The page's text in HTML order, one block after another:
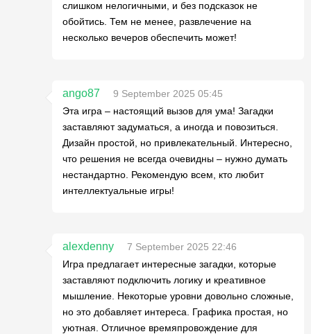
слишком нелогичными, и без подсказок не
обойтись. Тем не менее, развлечение на
несколько вечеров обеспечить может!
ango87
9 September 2025 05:45
Эта игра – настоящий вызов для ума! Загадки
заставляют задуматься, а иногда и повозиться.
Дизайн простой, но привлекательный. Интересно,
что решения не всегда очевидны – нужно думать
нестандартно. Рекомендую всем, кто любит
интеллектуальные игры!
alexdenny
7 September 2025 22:46
Игра предлагает интересные загадки, которые
заставляют подключить логику и креативное
мышление. Некоторые уровни довольно сложные,
но это добавляет интереса. Графика простая, но
уютная. Отличное времяпровождение для